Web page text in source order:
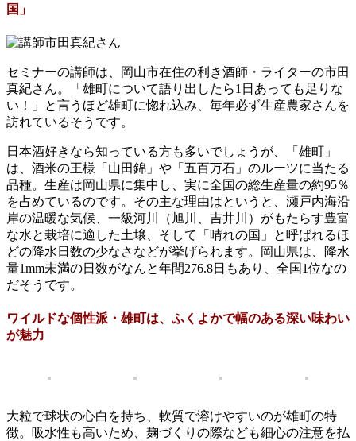
国」
セミナーの講師は、岡山市在住の利き酒師・ライターの市田
真紀さん。「雄町について語り出したら1日あっても足りな
い！」と言うほど雄町に惚れ込み、毎年必ず生産農家さんを
訪れているそうです。
日本酒好きなら知っている方も多いでしょうが、「雄町」
は、酒米の王様「山田錦」や「五百万石」のルーツに当たる
品種。生産は岡山県に集中し、実に全国の総生産量の約95％
を占めているのです。その主な理由はというと、瀬戸内海沿
岸の温暖な気候、一級河川（旭川、吉井川）がもたらす豊富
な水と栽培に適した土壌、そして「晴れの国」と呼ばれるほ
どの降水日数の少なさなどが挙げられます。岡山県は、降水
量1mm未満の日数がなんと年間276.8日もあり、全国1位なの
だそうです。
ワイルドな個性派・雄町は、ふくよかで幅のある深い味わい
が魅力
大粒で球状の心白を持ち、軟質で溶けやすいのが雄町の特
徴。吸水性も高いため、麹づくりの際なども細心の注意を払